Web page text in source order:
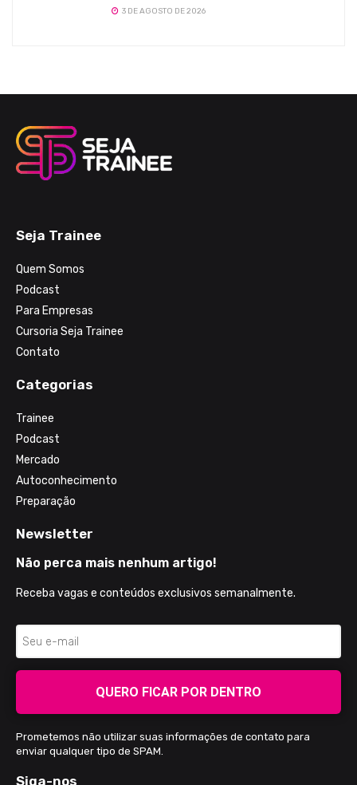
3 DE AGOSTO DE 2026
Seja Trainee
Quem Somos
Podcast
Para Empresas
Cursoria Seja Trainee
Contato
Categorias
Trainee
Podcast
Mercado
Autoconhecimento
Preparação
Newsletter
Não perca mais nenhum artigo!
Receba vagas e conteúdos exclusivos semanalmente.
QUERO FICAR POR DENTRO
Prometemos não utilizar suas informações de contato para
enviar qualquer tipo de SPAM.
Siga-nos